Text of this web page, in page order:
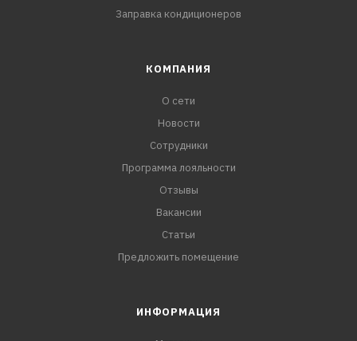
Заправка кондиционеров
КОМПАНИЯ
О сети
Новости
Сотрудники
Программа лояльности
Отзывы
Вакансии
Статьи
Предложить помещение
ИНФОРМАЦИЯ